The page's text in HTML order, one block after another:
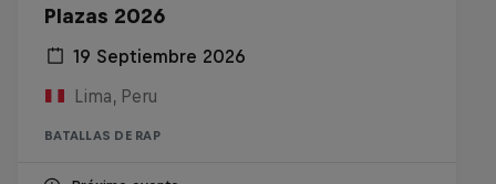
Plazas 2026
19 Septiembre 2026
Lima, Peru
BATALLAS DE RAP